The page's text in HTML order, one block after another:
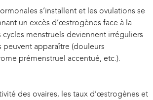
s’installent et les ovulations se
un excès d’œstrogènes face à la
menstruels deviennent irréguliers
peuvent apparaître (douleurs
prémenstruel accentué, etc.).
des ovaires, les taux d’œstrogènes et